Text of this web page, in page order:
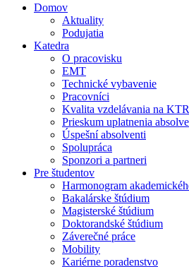
Domov
Aktuality
Podujatia
Katedra
O pracovisku
EMT
Technické vybavenie
Pracovníci
Kvalita vzdelávania na
Prieskum uplatnenia
Úspešní absolventi
Spolupráca
Sponzori a partneri
Pre študentov
Harmonogram
Bakalárske štúdium
Magisterské štúdium
Doktorandské štúdium
Záverečné práce
Mobility
Kariérne poradenstvo